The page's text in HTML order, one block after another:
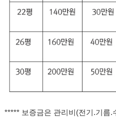
***** 보증금은 관리비(전기.기름.